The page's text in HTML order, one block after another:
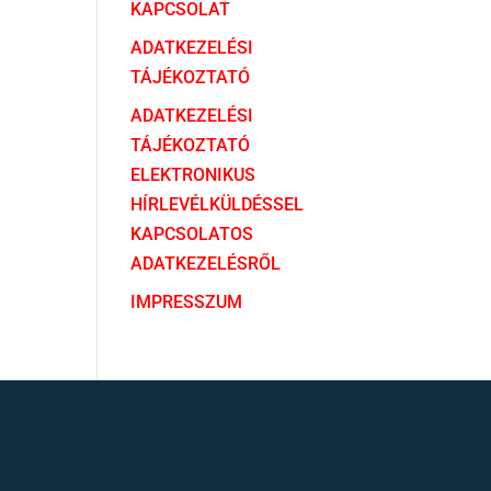
KAPCSOLAT
ADATKEZELÉSI
TÁJÉKOZTATÓ
ADATKEZELÉSI
TÁJÉKOZTATÓ
ELEKTRONIKUS
HÍRLEVÉLKÜLDÉSSEL
KAPCSOLATOS
ADATKEZELÉSRŐL
IMPRESSZUM